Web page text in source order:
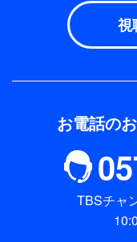
視
お電話の
TBSチャ